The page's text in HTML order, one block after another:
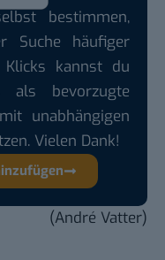
bestimmen,
Suche häufiger
kannst du
als bevorzugte
unabhängigen
Vielen Dank!
(André Vatter)